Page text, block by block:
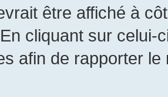
être affiché à
cliquant sur
afin de rapporter le